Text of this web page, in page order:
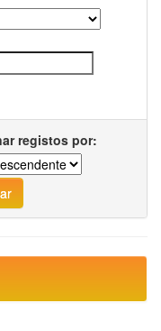
registos por: